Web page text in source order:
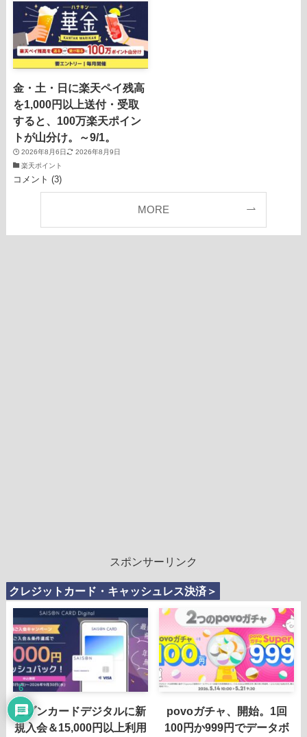
金・土・日に楽天ペイ残高
を1,000円以上送付・受取
すると、100万楽天ポイン
トが山分け。～9/1。
2026年8月6日
2026年8月9日
楽天ポイント
コメント (3)
MORE
スポンサーリンク
クレジットカード・キャッシュレス決済＞
セゾンカードデジタルに新
規入会＆15,000円以上利用
povoガチャ、開始。1回
100円か999円でデータボ
6